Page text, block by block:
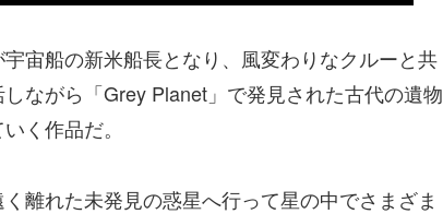
宙船の新米船長となり、風変わりなクルーと共
ながら「Grey Planet」で発見された古代の遺物
く作品だ。
離れた未発見の惑星へ行って星の中でさまざま